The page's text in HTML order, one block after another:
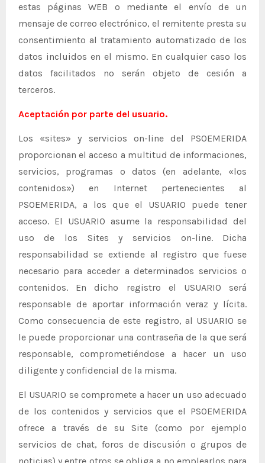
estas páginas WEB o mediante el envío de un
mensaje de correo electrónico, el remitente presta su
consentimiento al tratamiento automatizado de los
datos incluidos en el mismo. En cualquier caso los
datos facilitados no serán objeto de cesión a
terceros.
Aceptación por parte del usuario.
Los «sites» y servicios on-line del PSOEMERIDA
proporcionan el acceso a multitud de informaciones,
servicios, programas o datos (en adelante, «los
contenidos») en Internet pertenecientes al
PSOEMERIDA, a los que el USUARIO puede tener
acceso. El USUARIO asume la responsabilidad del
uso de los Sites y servicios on-line. Dicha
responsabilidad se extiende al registro que fuese
necesario para acceder a determinados servicios o
contenidos. En dicho registro el USUARIO será
responsable de aportar información veraz y lícita.
Como consecuencia de este registro, al USUARIO se
le puede proporcionar una contraseña de la que será
responsable, comprometiéndose a hacer un uso
diligente y confidencial de la misma.
El USUARIO se compromete a hacer un uso adecuado
de los contenidos y servicios que el PSOEMERIDA
ofrece a través de su Site (como por ejemplo
servicios de chat, foros de discusión o grupos de
noticias) y entre otros se obliga a no emplearlos para